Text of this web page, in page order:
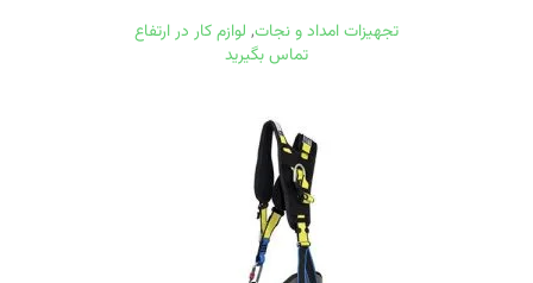
تجهیزات امداد و نجات, لوازم کار در ارتفاع
تماس بگیرید